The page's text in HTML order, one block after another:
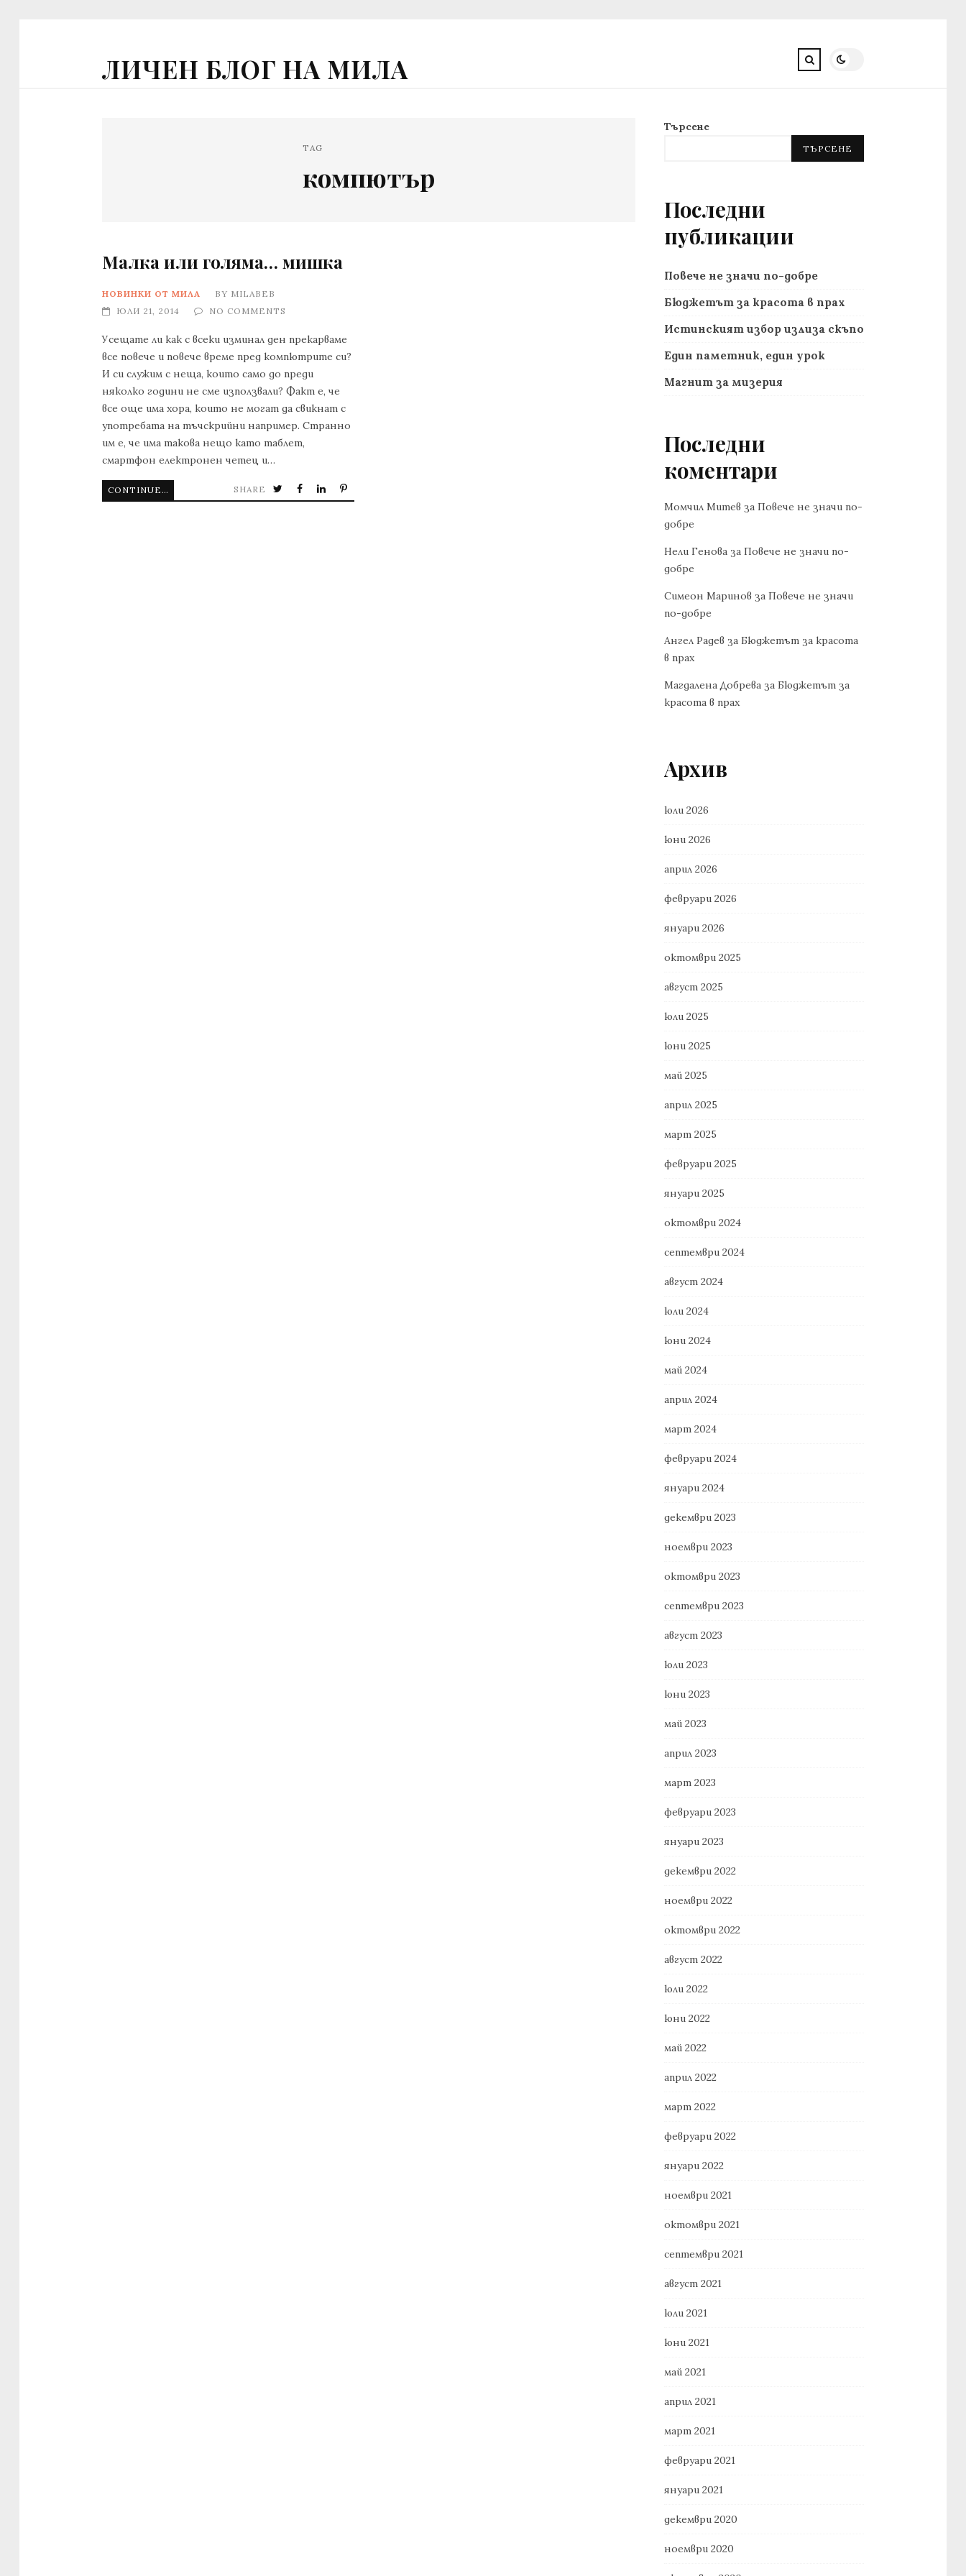
ЛИЧЕН БЛОГ НА МИЛА
TAG
компютър
Малка или голяма… мишка
НОВИНКИ ОТ МИЛА BY MILABEB
ЮЛИ 21, 2014
NO COMMENTS
Усещате ли как с всеки изминал ден прекарваме
все повече и повече време пред компютрите си?
И си служим с неща, които само до преди
няколко години не сме използвали? Факт е, че
все още има хора, които не могат да свикнат с
употребата на тъчскрийни например. Странно
им е, че има такова нещо като таблет,
смартфон електронен четец и…
CONTINUE READING SHARE
Търсене
ТЪРСЕНЕ
Последни
публикации
Повече не значи по-добре
Бюджетът за красота в прах
Истинският избор излиза скъпо
Един паметник, един урок
Магнит за мизерия
Последни
коментари
Момчил Митев за Повече не значи по-
добре
Нели Генова за Повече не значи по-
добре
Симеон Маринов за Повече не значи
по-добре
Ангел Радев за Бюджетът за красота
в прах
Магдалена Добрева за Бюджетът за
красота в прах
Архив
юли 2026
юни 2026
април 2026
февруари 2026
януари 2026
октомври 2025
август 2025
юли 2025
юни 2025
май 2025
април 2025
март 2025
февруари 2025
януари 2025
октомври 2024
септември 2024
август 2024
юли 2024
юни 2024
май 2024
април 2024
март 2024
февруари 2024
януари 2024
декември 2023
ноември 2023
октомври 2023
септември 2023
август 2023
юли 2023
юни 2023
май 2023
април 2023
март 2023
февруари 2023
януари 2023
декември 2022
ноември 2022
октомври 2022
август 2022
юли 2022
юни 2022
май 2022
април 2022
март 2022
февруари 2022
януари 2022
ноември 2021
октомври 2021
септември 2021
август 2021
юли 2021
юни 2021
май 2021
април 2021
март 2021
февруари 2021
януари 2021
декември 2020
ноември 2020